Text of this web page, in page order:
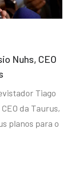
Nuhs, CEO
Tiago
da Taurus,
planos para o